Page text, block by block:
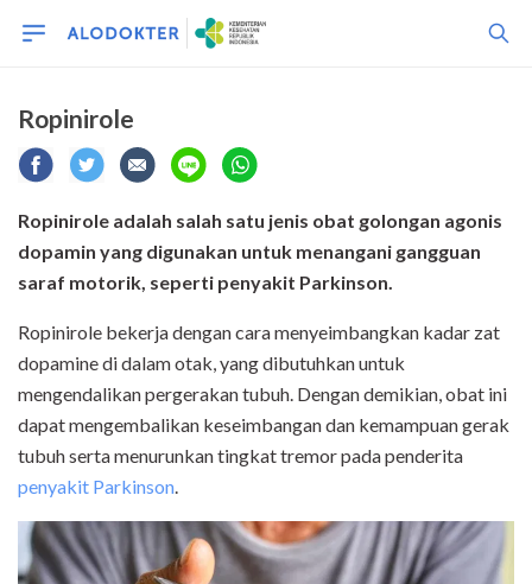
Ropinirole
Ropinirole adalah salah satu jenis obat golongan agonis
dopamin yang digunakan untuk menangani gangguan
saraf motorik, seperti penyakit Parkinson.
Ropinirole bekerja dengan cara menyeimbangkan kadar zat
dopamine di dalam otak, yang dibutuhkan untuk
mengendalikan pergerakan tubuh. Dengan demikian, obat ini
dapat mengembalikan keseimbangan dan kemampuan gerak
tubuh serta menurunkan tingkat tremor pada penderita
penyakit Parkinson.